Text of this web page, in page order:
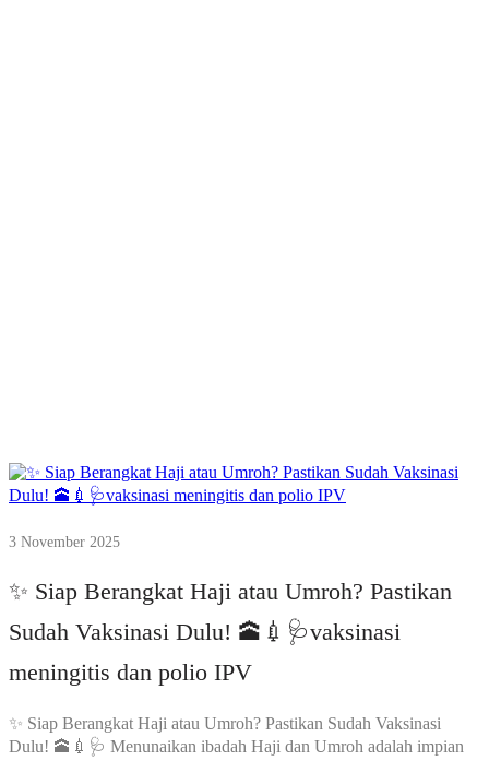
3 November 2025
✨ Siap Berangkat Haji atau Umroh? Pastikan
Sudah Vaksinasi Dulu! 🕋💉🩺vaksinasi
meningitis dan polio IPV
✨ Siap Berangkat Haji atau Umroh? Pastikan Sudah Vaksinasi
Dulu! 🕋💉🩺 Menunaikan ibadah Haji dan Umroh adalah impian